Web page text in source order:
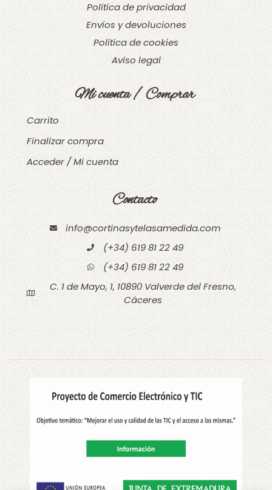
Política de privacidad
Envíos y devoluciones
Política de cookies
Aviso legal
Mi cuenta / Comprar
Carrito
Finalizar compra
Acceder / Mi cuenta
Contacto
info@cortinasytelasamedida.com
(+34) 619 81 22 49
(+34) 619 81 22 49
C. 1 de Mayo, 1, 10890 Valverde del Fresno,
Cáceres